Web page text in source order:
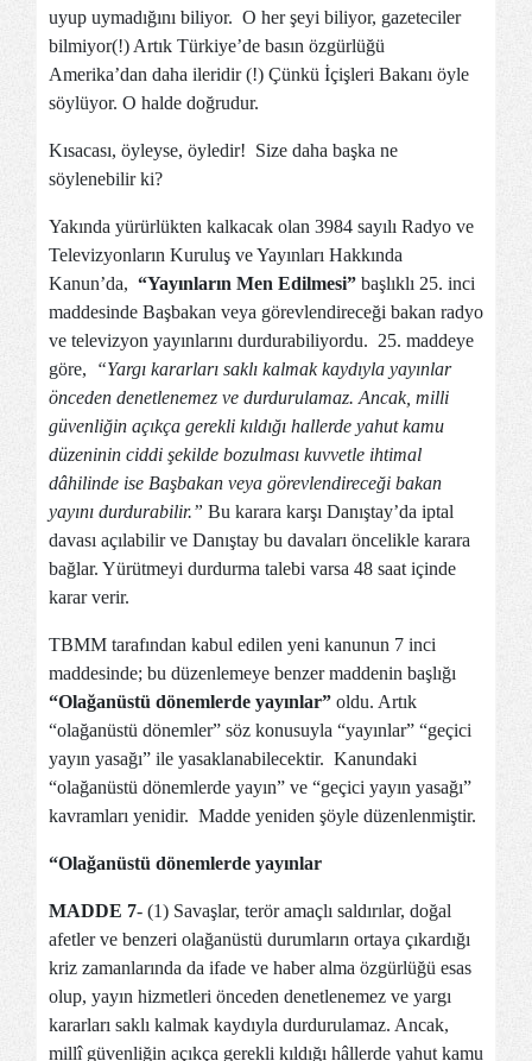
uyup uymadığını biliyor. O her şeyi biliyor, gazeteciler
bilmiyor(!) Artık Türkiye’de basın özgürlüğü
Amerika’dan daha ileridir (!) Çünkü İçişleri Bakanı öyle
söylüyor. O halde doğrudur.
Kısacası, öyleyse, öyledir! Size daha başka ne
söylenebilir ki?
Yakında yürürlükten kalkacak olan 3984 sayılı Radyo ve
Televizyonların Kuruluş ve Yayınları Hakkında
Kanun’da, “Yayınların Men Edilmesi” başlıklı 25. inci
maddesinde Başbakan veya görevlendireceği bakan radyo
ve televizyon yayınlarını durdurabiliyordu. 25. maddeye
göre,
“Yargı kararları saklı kalmak kaydıyla yayınlar
önceden denetlenemez ve durdurulamaz. Ancak, milli
güvenliğin açıkça gerekli kıldığı hallerde yahut kamu
düzeninin ciddi şekilde bozulması kuvvetle ihtimal
dâhilinde ise Başbakan veya görevlendireceği bakan
yayını durdurabilir.” Bu karara karşı Danıştay’da iptal
davası açılabilir ve Danıştay bu davaları öncelikle karara
bağlar. Yürütmeyi durdurma talebi varsa 48 saat içinde
karar verir.
TBMM tarafından kabul edilen yeni kanunun 7 inci
maddesinde; bu düzenlemeye benzer maddenin başlığı
“Olağanüstü dönemlerde yayınlar” oldu. Artık
“olağanüstü dönemler” söz konusuyla “yayınlar” “geçici
yayın yasağı” ile yasaklanabilecektir. Kanundaki
“olağanüstü dönemlerde yayın” ve “geçici yayın yasağı”
kavramları yenidir. Madde yeniden şöyle düzenlenmiştir.
“Olağanüstü dönemlerde yayınlar
MADDE 7- (1) Savaşlar, terör amaçlı saldırılar, doğal
afetler ve benzeri olağanüstü durumların ortaya çıkardığı
kriz zamanlarında da ifade ve haber alma özgürlüğü esas
olup, yayın hizmetleri önceden denetlenemez ve yargı
kararları saklı kalmak kaydıyla durdurulamaz. Ancak,
millî güvenliğin açıkça gerekli kıldığı hâllerde yahut kamu